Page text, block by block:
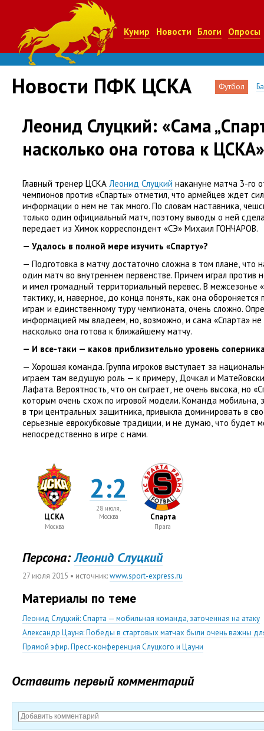
Кумир Новости Блоги Опросы
Новости ПФК ЦСКА Футбол
Леонид Слуцкий: «Сама
насколько она готова к ЦСКА»
Главный тренер ЦСКА Леонид Слуцкий накануне матча 3-го
чемпионов против «Спарты» отметил, что армейцев ждет
информации о нем не так много. По словам наставника,
только один официальный матч, поэтому выводы о ней
передает из Химок корреспондент «СЭ» Михаил ГОНЧАРОВ.
— Удалось в полной мере изучить «Спарту»?
— Подготовка в матчу достаточно сложна в том плане, что
один матч во внутреннем первенстве. Причем играл против
и имел громадный территориальный перевес. В межсезонье «
тактику, и, наверное, до конца понять, как она обороняется
играм и единственному туру чемпионата, очень сложно.
информацией мы владеем, но, возможно, и сама «Спарта»
насколько она готова к ближайшему матчу.
— И все-таки — каков приблизительно уровень
— Хорошая команда. Группа игроков выступает за
играем там ведущую роль — к примеру, Дочкал и
Лафата. Вероятность, что он сыграет, не очень высока, но
которым очень схож по игровой модели. Команда мобильна,
в три центральных защитника, привыкла доминировать в
серьезные еврокубковые традиции, и не думаю, что будет
непосредственно в игре с нами.
ЦСКА
Москва
2:2
28 июля,
Москва
Спарта
Прага
Персона: Леонид Слуцкий
27 июля 2015 • источник:www.sport-express.ru
Материалы по теме
Леонид Слуцкий: Спарта — мобильная команда, заточенная на атаку
Александр Цауня: Победы в стартовых матчах были очень важны
Прямой эфир. Пресс-конференция Слуцкого и Цауни
Оставить первый комментарий